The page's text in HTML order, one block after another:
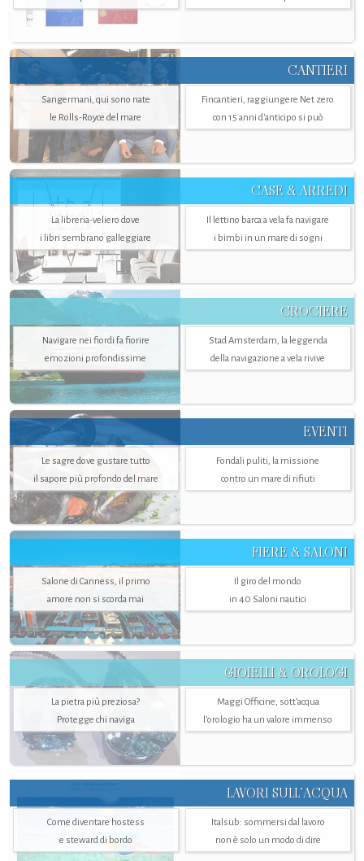
CANTIERI
Sangermani, qui sono nate
le Rolls-Royce del mare
Fincantieri, raggiungere Net zero
con 15 anni d'anticipo si può
CASE & ARREDI
La libreria-veliero dove
i libri sembrano galleggiare
Il lettino barca a vela fa navigare
i bimbi in un mare di sogni
CROCIERE
Navigare nei fiordi fa fiorire
emozioni profondissime
Stad Amsterdam, la leggenda
della navigazione a vela rivive
EVENTI
Le sagre dove gustare tutto
il sapore più profondo del mare
Fondali puliti, la missione
contro un mare di rifiuti
FIERE & SALONI
Salone di Canness, il primo
amore non si scorda mai
Il giro del mondo
in 40 Saloni nautici
GIOIELLI & OROLOGI
La pietra più preziosa?
Protegge chi naviga
Maggi Officine, sott’acqua
l'orologio ha un valore immenso
LAVORI SULL’ACQUA
Come diventare hostess
e steward di bordo
Italsub: sommersi dal lavoro
non è solo un modo di dire